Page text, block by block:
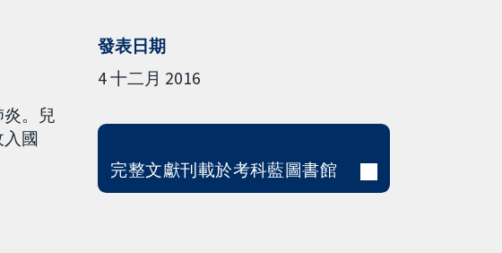
。兒
國
發表日期
4 十二月 2016
完整文獻刊載於考科藍圖書館